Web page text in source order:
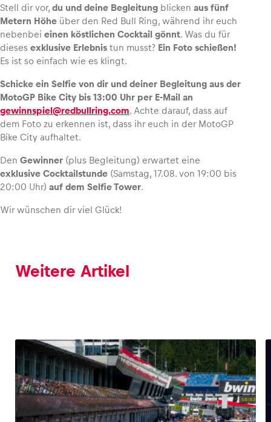
Fahrzeug
Alle anzeigen
Business
Stell dir vor, du und deine Begleitung blicken aus fünf
Metern Höhe über den Red Bull Ring, während ihr euch
nebenbei einen köstlichen Cocktail gönnt. Was du für
dieses exklusive Erlebnis tun musst? Ein Foto schießen!
Es ist so einfach wie es klingt.
Schicke ein Selfie von dir und deiner Begleitung aus der
MotoGP Bike City bis 13:00 Uhr per E-Mail an
gewinnspiel@redbullring.com. Achte darauf, dass auf
dem Foto zu erkennen ist, dass ihr euch in der MotoGP
Bike City aufhaltet.
Den Gewinner (plus Begleitung) erwartet eine
exklusive Cocktailstunde (Samstag, 17.08. von 19:00 bis
20:00 Uhr) auf dem Selfie Tower.
Wir wünschen dir viel Glück!
Weitere Artikel